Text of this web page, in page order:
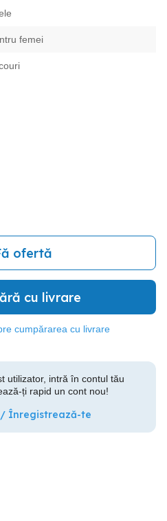
femei
ofertă
cu livrare
cumpărarea cu livrare
utilizator, intră în contul tău
ți rapid un cont nou!
Înregistrează-te